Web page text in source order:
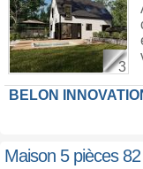
3
BELON
Maison 5 pièces 82